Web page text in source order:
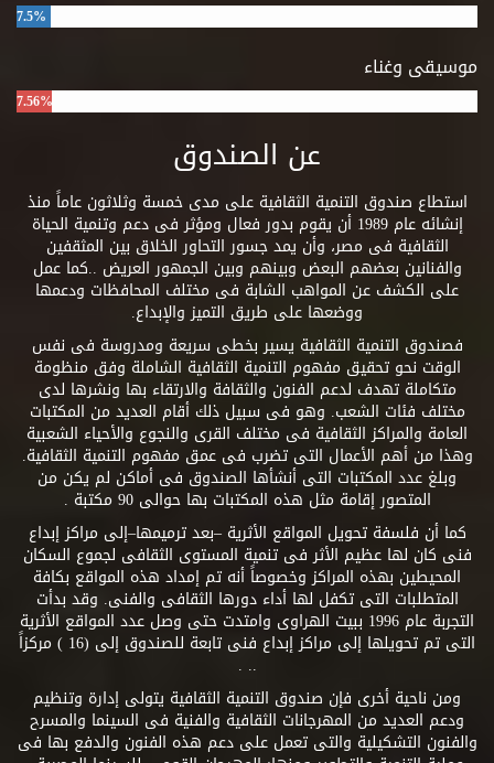
7.5%
موسيقى وغناء
7.56%
عن الصندوق
استطاع صندوق التنمية الثقافية على مدى خمسة وثلاثون عاماً منذ
إنشائه عام 1989 أن يقوم بدور فعال ومؤثر فى دعم وتنمية الحياة
الثقافية فى مصر، وأن يمد جسور التحاور الخلاق بين المثقفين
والفنانين بعضهم البعض وبينهم وبين الجمهور العريض ..كما عمل
على الكشف عن المواهب الشابة فى مختلف المحافظات ودعمها
ووضعها على طريق التميز والإبداع.
فصندوق التنمية الثقافية يسير بخطى سريعة ومدروسة فى نفس
الوقت نحو تحقيق مفهوم التنمية الثقافية الشاملة وفق منظومة
متكاملة تهدف لدعم الفنون والثقافة والارتقاء بها ونشرها لدى
مختلف فئات الشعب. وهو فى سبيل ذلك أقام العديد من المكتبات
العامة والمراكز الثقافية فى مختلف القرى والنجوع والأحياء الشعبية
وهذا من أهم الأعمال التى تضرب فى عمق مفهوم التنمية الثقافية.
وبلغ عدد المكتبات التى أنشأها الصندوق فى أماكن لم يكن من
المتصور إقامة مثل هذه المكتبات بها حوالى 90 مكتبة .
كما أن فلسفة تحويل المواقع الأثرية –بعد ترميمها–إلى مراكز إبداع
فنى كان لها عظيم الأثر فى تنمية المستوى الثقافى لجموع السكان
المحيطين بهذه المراكز وخصوصاً أنه تم إمداد هذه المواقع بكافة
المتطلبات التى تكفل لها أداء دورها الثقافى والفنى. وقد بدأت
التجربة عام 1996 ببيت الهراوى وامتدت حتى وصل عدد المواقع الأثرية
التى تم تحويلها إلى مراكز إبداع فنى تابعة للصندوق إلى (16 ) مركزاً
.. .
ومن ناحية أخرى فإن صندوق التنمية الثقافية يتولى إدارة وتنظيم
ودعم العديد من المهرجانات الثقافية والفنية فى السينما والمسرح
والفنون التشكيلية والتى تعمل على دعم هذه الفنون والدفع بها فى